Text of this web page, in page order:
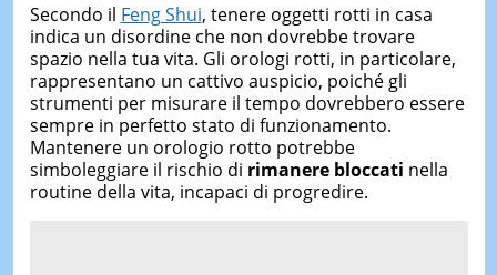
Secondo il Feng Shui, tenere oggetti rotti in casa
indica un disordine che non dovrebbe trovare
spazio nella tua vita. Gli orologi rotti, in particolare,
rappresentano un cattivo auspicio, poiché gli
strumenti per misurare il tempo dovrebbero essere
sempre in perfetto stato di funzionamento.
Mantenere un orologio rotto potrebbe
simboleggiare il rischio di rimanere bloccati nella
routine della vita, incapaci di progredire.